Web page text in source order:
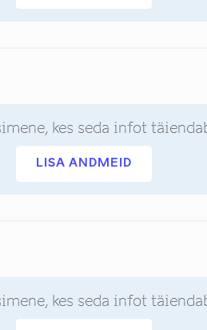
kes seda infot
LISA ANDMEID
kes seda infot